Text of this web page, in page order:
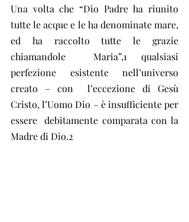
Una volta che “Dio Padre ha riunito
tutte le acque e le ha denominate mare,
ed ha raccolto tutte le grazie
chiamandole  Maria”,1 qualsiasi
perfezione esistente nell’universo
creato – con  l’eccezione di Gesù
Cristo, l’Uomo Dio – è insufficiente per
essere  debitamente comparata con la
Madre di Dio.2